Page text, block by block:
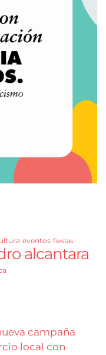
eventos fiestas
alcantara
campaña
local con